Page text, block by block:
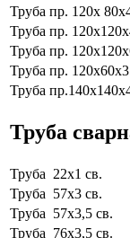
Труба пр. 120х
Труба пр.
Труба пр.
Труба пр. 120х60х3
Труба
Труба
Труба 22х1 св.
Труба 57х3 св.
Труба 57х3,5 св.
Труба 76х3,5 св.